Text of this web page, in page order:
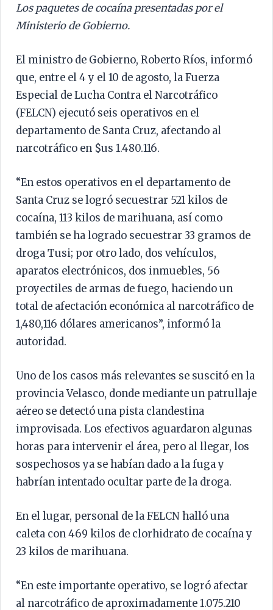
Los paquetes de cocaína presentadas por el
Ministerio de Gobierno.
El ministro de Gobierno, Roberto Ríos, informó
que, entre el 4 y el 10 de agosto, la Fuerza
Especial de Lucha Contra el Narcotráfico
(FELCN) ejecutó seis operativos en el
departamento de Santa Cruz, afectando al
narcotráfico en $us 1.480.116.
“En estos operativos en el departamento de
Santa Cruz se logró secuestrar 521 kilos de
cocaína, 113 kilos de marihuana, así como
también se ha logrado secuestrar 33 gramos de
droga Tusi; por otro lado, dos vehículos,
aparatos electrónicos, dos inmuebles, 56
proyectiles de armas de fuego, haciendo un
total de afectación económica al narcotráfico de
1,480,116 dólares americanos”, informó la
autoridad.
Uno de los casos más relevantes se suscitó en la
provincia Velasco, donde mediante un patrullaje
aéreo se detectó una pista clandestina
improvisada. Los efectivos aguardaron algunas
horas para intervenir el área, pero al llegar, los
sospechosos ya se habían dado a la fuga y
habrían intentado ocultar parte de la droga.
En el lugar, personal de la FELCN halló una
caleta con 469 kilos de clorhidrato de cocaína y
23 kilos de marihuana.
“En este importante operativo, se logró afectar
al narcotráfico de aproximadamente 1.075.210